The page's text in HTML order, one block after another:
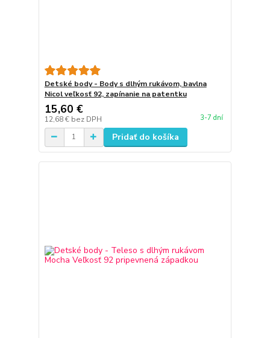
Detské body - Body s dlhým rukávom, bavlna
Nicol veľkosť 92, zapínanie na patentku
15,60 €
12,68 € bez DPH 3-7 dní
Pridať do košíka